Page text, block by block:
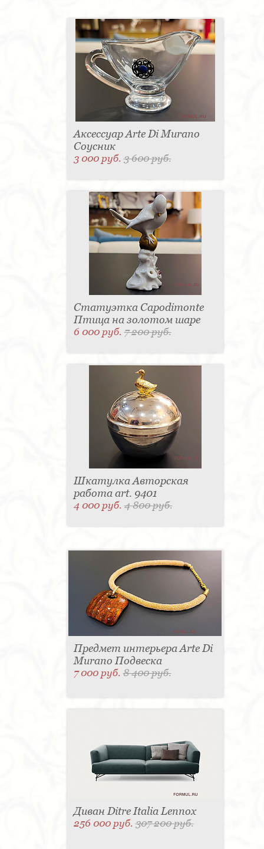
Аксессуар Arte Di Murano
Соусник
3 000 руб.3 600 руб.
Статуэтка Capodimonte
Птица на золотом шаре
6 000 руб.7 200 руб.
Шкатулка Авторская
работа art. 9401
4 000 руб.4 800 руб.
Предмет интерьера Arte Di
Murano Подвеска
7 000 руб.8 400 руб.
Диван Ditre Italia Lennox
256 000 руб.307 200 руб.